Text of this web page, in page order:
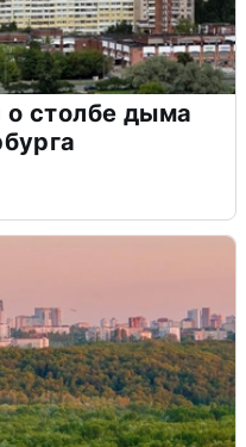
столбе дыма